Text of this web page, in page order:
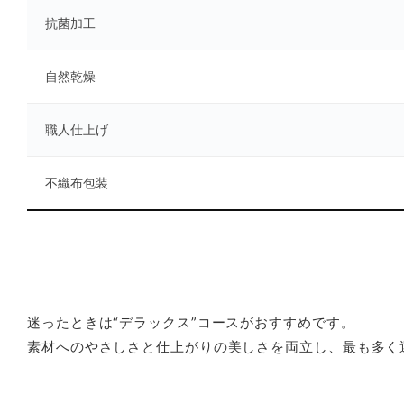
抗菌加工
自然乾燥
職人仕上げ
不織布包装
迷ったときは“デラックス”コースがおすすめです。
素材へのやさしさと仕上がりの美しさを両立し、最も多く